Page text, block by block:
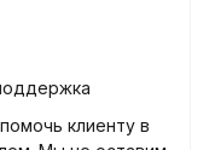
клиенту в